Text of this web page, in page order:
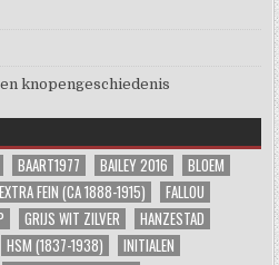
knopengeschiedenis
BAART1977 BAILEY 2016
BLOEM
EXTRA FEIN (CA 1888-1915)
FALLOU
GRIJS WIT ZILVER
HANZESTAD
HSM (1837-1938)
INITIALEN